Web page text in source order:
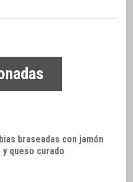
braseadas con jamón
queso curado